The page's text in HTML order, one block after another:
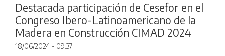
Destacada participación de Cesefor en el
Congreso Ibero-Latinoamericano de la
Madera en Construcción CIMAD 2024
18/06/2024 - 09:37